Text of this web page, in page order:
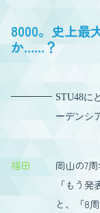
8000。史上最
か……？
STU48に
ーデンシ
福田
岡山の7
「もう
と、「8